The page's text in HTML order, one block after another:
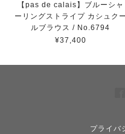
【pas de calais】ブルーシャ
ーリングストライプ カシュクー
ルブラウス / No.6794
¥37,400
プライバ